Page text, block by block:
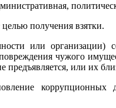
целью получения взятки.
или организации)
чужого
предъявляется, или их
коррупционных